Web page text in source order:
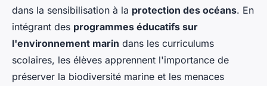
dans la sensibilisation à la protection des océans. En
intégrant des programmes éducatifs sur
l'environnement marin dans les curriculums
scolaires, les élèves apprennent l'importance de
préserver la biodiversité marine et les menaces